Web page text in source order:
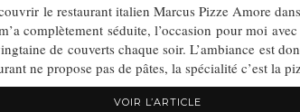
le restaurant italien Marcus Pizze Amore
complètement séduite, l’occasion pour moi
de couverts chaque soir. L’ambiance est
ne propose pas de pâtes, la spécialité c’est la
VOIR L’ARTICLE